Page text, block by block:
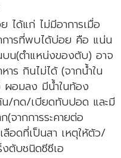
ได้แก่ ไม่มีอาการเมื่อ
การที่พบได้บ่อย คือ แน่น
น(ตำแหน่งของตับ) อาจ
าร กินไม่ได้ (จากน้ำใน
ผอมลง มีน้ำในท้อง
น/กด/เบียดทับปอด และมี
(จากการระคายต่อ
อดที่เป็นสา เหตุให้ตัว/
งตับชนิดซีซีเอ